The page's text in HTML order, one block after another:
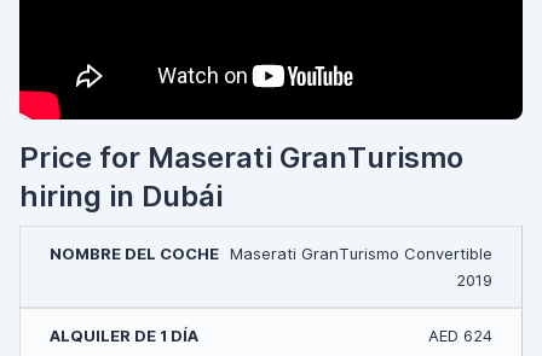
Price for Maserati GranTurismo
hiring in Dubái
Maserati GranTurismo Convertible
2019
AED 624